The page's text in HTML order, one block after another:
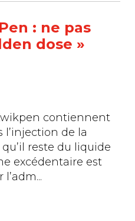
: ne pas
dose »
contiennent
l’injection de la
reste du liquide
excédentaire est
l’adm...